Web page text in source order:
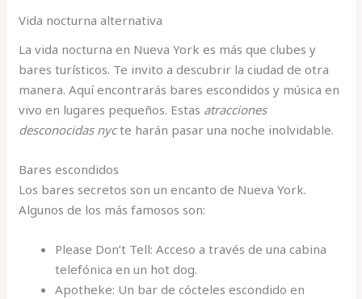
Vida nocturna alternativa
La vida nocturna en Nueva York es más que clubes y
bares turísticos. Te invito a descubrir la ciudad de otra
manera. Aquí encontrarás bares escondidos y música en
vivo en lugares pequeños. Estas atracciones
desconocidas nycte harán pasar una noche inolvidable.
Bares escondidos
Los bares secretos son un encanto de Nueva York.
Algunos de los más famosos son:
Please Don’t Tell: Acceso a través de una cabina
telefónica en un hot dog.
Apotheke: Un bar de cócteles escondido en